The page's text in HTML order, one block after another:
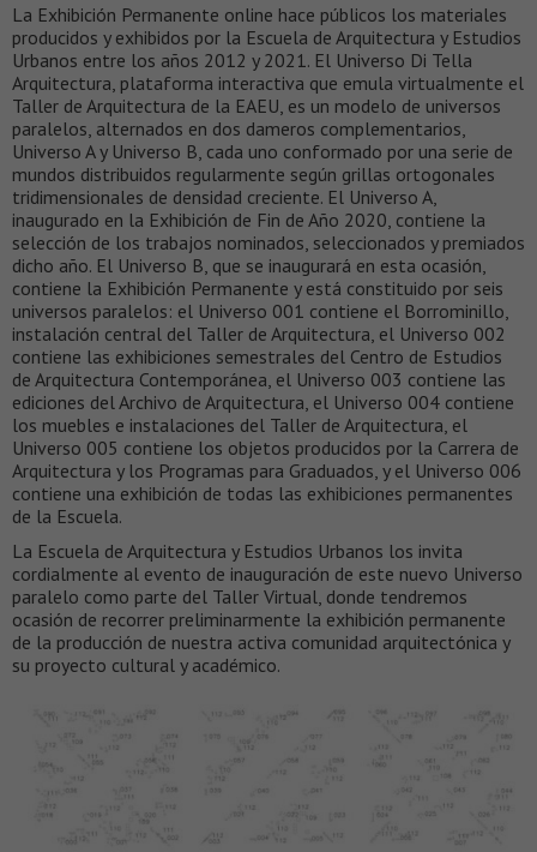
La Exhibición Permanente online hace públicos los materiales
producidos y exhibidos por la Escuela de Arquitectura y Estudios
Urbanos entre los años 2012 y 2021. El Universo Di Tella
Arquitectura, plataforma interactiva que emula virtualmente el
Taller de Arquitectura de la EAEU, es un modelo de universos
paralelos, alternados en dos dameros complementarios,
Universo A y Universo B, cada uno conformado por una serie de
mundos distribuidos regularmente según grillas ortogonales
tridimensionales de densidad creciente. El Universo A,
inaugurado en la Exhibición de Fin de Año 2020, contiene la
selección de los trabajos nominados, seleccionados y premiados
dicho año. El Universo B, que se inaugurará en esta ocasión,
contiene la Exhibición Permanente y está constituido por seis
universos paralelos: el Universo 001 contiene el Borrominillo,
instalación central del Taller de Arquitectura, el Universo 002
contiene las exhibiciones semestrales del Centro de Estudios
de Arquitectura Contemporánea, el Universo 003 contiene las
ediciones del Archivo de Arquitectura, el Universo 004 contiene
los muebles e instalaciones del Taller de Arquitectura, el
Universo 005 contiene los objetos producidos por la Carrera de
Arquitectura y los Programas para Graduados, y el Universo 006
contiene una exhibición de todas las exhibiciones permanentes
de la Escuela.
La Escuela de Arquitectura y Estudios Urbanos los invita
cordialmente al evento de inauguración de este nuevo Universo
paralelo como parte del Taller Virtual, donde tendremos
ocasión de recorrer preliminarmente la exhibición permanente
de la producción de nuestra activa comunidad arquitectónica y
su proyecto cultural y académico.